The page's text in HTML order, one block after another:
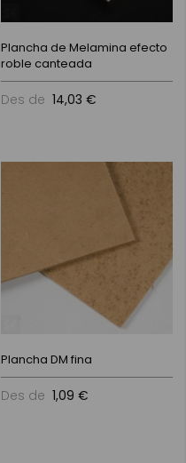
Plancha de Melamina efecto
roble canteada
Des de 14,03 €
Plancha DM fina
Des de 1,09 €